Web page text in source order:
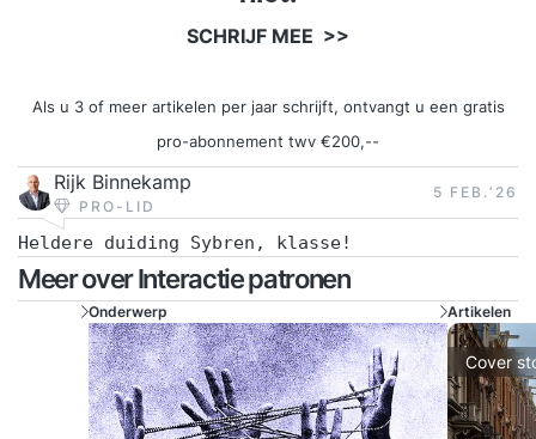
SCHRIJF MEE >>
Als u 3 of meer artikelen per jaar schrijft, ontvangt u een gratis
pro-abonnement twv €200,--
Rijk Binnekamp
PRO-LID
5 FEB.‘26
Heldere duiding Sybren, klasse!
Meer over Interactie patronen
Onderwerp Artikelen
Cover